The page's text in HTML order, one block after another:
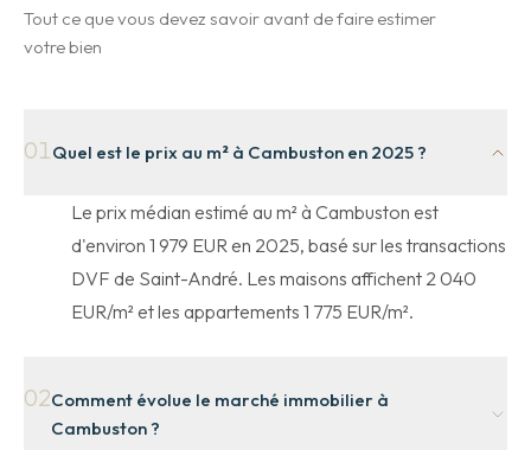
Tout ce que vous devez savoir avant de faire estimer
votre bien
01Quel est le prix au m² à Cambuston en 2025 ?
Le prix médian estimé au m² à Cambuston est
d'environ 1 979 EUR en 2025, basé sur les transactions
DVF de Saint-André. Les maisons affichent 2 040
EUR/m² et les appartements 1 775 EUR/m².
02Comment évolue le marché immobilier à
Cambuston ?